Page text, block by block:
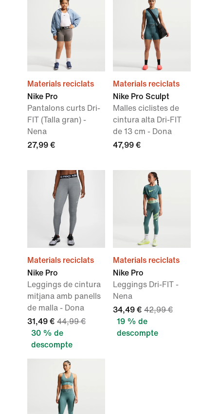
Materials reciclats
Nike Pro
Pantalons curts Dri-
FIT (Talla gran) -
Nena
27,99 €
Materials reciclats
Nike Pro Sculpt
Malles ciclistes de
cintura alta Dri-FIT
de 13 cm - Dona
47,99 €
Materials reciclats
Nike Pro
Leggings de cintura
mitjana amb panells
de malla - Dona
31,49 € 44,99 €
30 % de
descompte
Materials reciclats
Nike Pro
Leggings Dri-FIT -
Nena
34,49 € 42,99 €
19 % de
descompte